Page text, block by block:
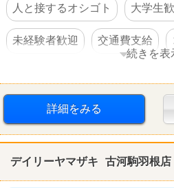
人と接するオシゴト
大学生
未経験者歓迎 交通費支給
続きを表
詳細をみる
デイリーヤマザキ 古河駒羽根店